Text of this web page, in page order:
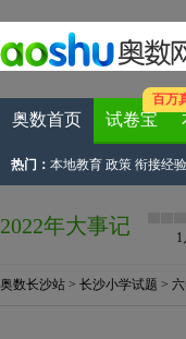
奥数首页 试卷宝
百万
热门： 本地教育 政策 衔接经验
2022年大事记 1
奥数长沙站 > 长沙小学试题 >